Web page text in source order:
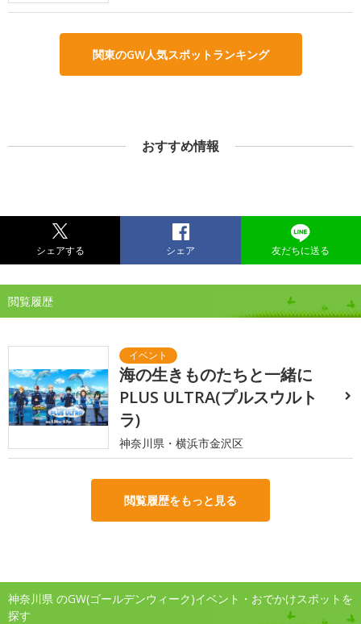
関東のGW人気スポットランキング
おすすめ情報
シェアする シェア 友だちに送る
閲覧履歴
海の生きものたちと一緒に
PLUS ULTRA(プルスウルト
ラ)
神奈川県・横浜市金沢区
閲覧履歴をもっと見る
神奈川県 のGW(ゴールデンウィーク)イベント・おでかけスポットを
探す